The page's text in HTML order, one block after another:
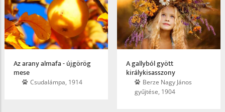
Az arany almafa - újgörög
mese
Csudalámpa, 1914
A gallyból gyött
királykisasszony
Berze Nagy János
gyűjtése, 1904